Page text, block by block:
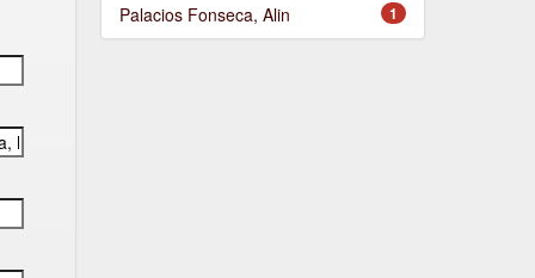
1
Palacios Fonseca, Alin